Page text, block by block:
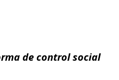
de control social